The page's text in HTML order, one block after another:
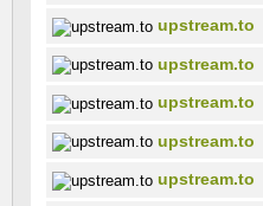
upstream.to
upstream.to
upstream.to
upstream.to
upstream.to